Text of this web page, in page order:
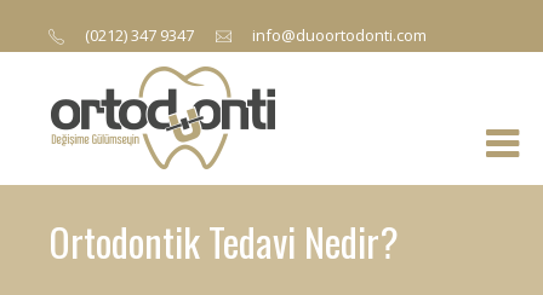
(0212) 347 9347 info@duoortodonti.com
Ortodontik Tedavi Nedir?